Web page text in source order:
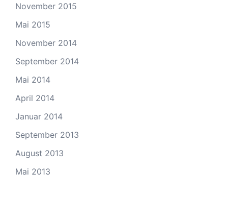
November 2015
Mai 2015
November 2014
September 2014
Mai 2014
April 2014
Januar 2014
September 2013
August 2013
Mai 2013